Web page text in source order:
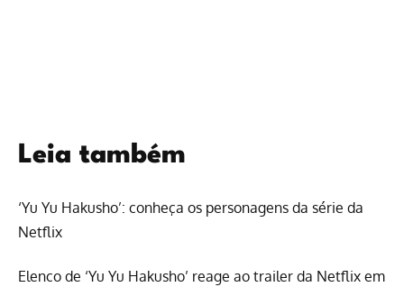
Leia também
‘Yu Yu Hakusho’: conheça os personagens da série da
Netflix
Elenco de ‘Yu Yu Hakusho’ reage ao trailer da Netflix em